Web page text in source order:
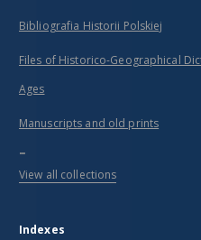
Bibliografia Historii Polskiej
Files of Historico-Geographical
Ages
Manuscripts and old prints
...
View all collections
Indexes